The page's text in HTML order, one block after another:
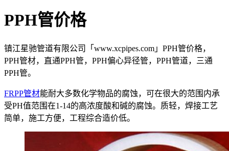
PPH管价格
镇江星驰管道有限公司「www.xcpipes.com」PPH管价格，
PPH管材，直通PPH管，PPH偏心异径管，PPH管道，三通
PPH管。
FRPP管材能耐大多数化学物品的腐蚀，可在很大的范围内承
受PH值范围在1-14的高浓度酸和碱的腐蚀。质轻，焊接工艺
简单，施工方便，工程综合造价低。